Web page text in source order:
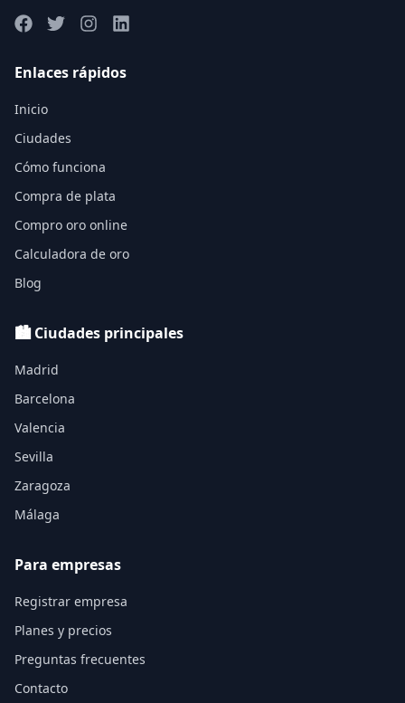
Enlaces rápidos
Inicio
Ciudades
Cómo funciona
Compra de plata
Compro oro online
Calculadora de oro
Blog
🏙️ Ciudades principales
Madrid
Barcelona
Valencia
Sevilla
Zaragoza
Málaga
Para empresas
Registrar empresa
Planes y precios
Preguntas frecuentes
Contacto